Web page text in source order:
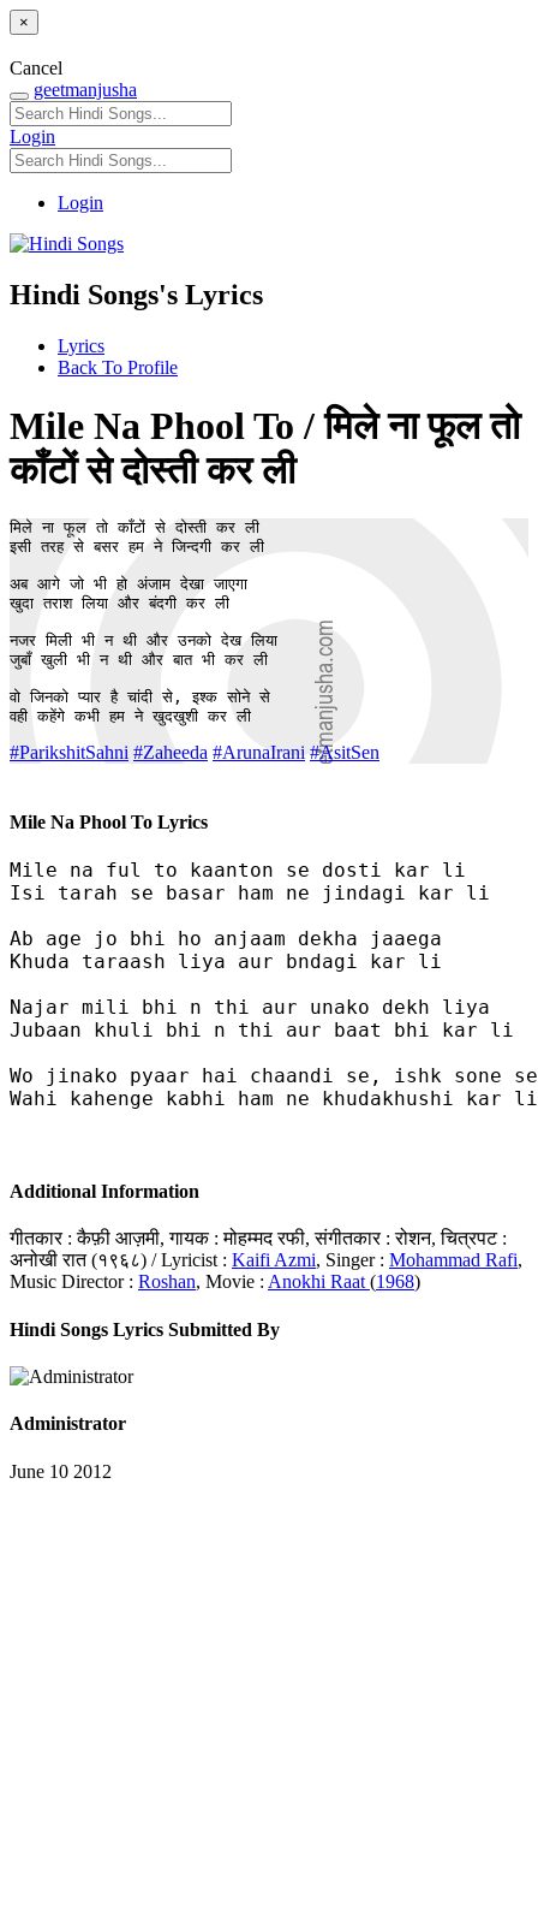
×
Cancel
geetmanjusha
Login
Login
Hindi Songs's Lyrics
Lyrics
Back To Profile
Mile Na Phool To / मिले ना फूल तो
काँटों से दोस्ती कर ली
मिले ना फूल तो काँटों से दोस्ती कर ली
इसी तरह से बसर हम ने जिन्दगी कर ली
अब आगे जो भी हो अंजाम देखा जाएगा
खुदा तराश लिया और बंदगी कर ली
नजर मिली भी न थी और उनको देख लिया
जुबाँ खुली भी न थी और बात भी कर ली
वो जिनको प्यार है चांदी से, इश्क सोने से
वही कहेंगे कभी हम ने खुदखुशी कर ली
#ParikshitSahni #Zaheeda #ArunaIrani #AsitSen
Mile Na Phool To Lyrics
Mile na ful to kaanton se dosti kar li
Isi tarah se basar ham ne jindagi kar li
Ab age jo bhi ho anjaam dekha jaaega
Khuda taraash liya aur bndagi kar li
Najar mili bhi n thi aur unako dekh liya
Jubaan khuli bhi n thi aur baat bhi kar li
Wo jinako pyaar hai chaandi se, ishk sone se
Wahi kahenge kabhi ham ne khudakhushi kar li
Additional Information
गीतकार : कैफ़ी आज़मी, गायक : मोहम्मद रफी, संगीतकार : रोशन, चित्रपट :
अनोखी रात (१९६८) / Lyricist : Kaifi Azmi, Singer : Mohammad Rafi,
Music Director : Roshan, Movie : Anokhi Raat(1968)
Hindi Songs Lyrics Submitted By
Administrator
June 10 2012